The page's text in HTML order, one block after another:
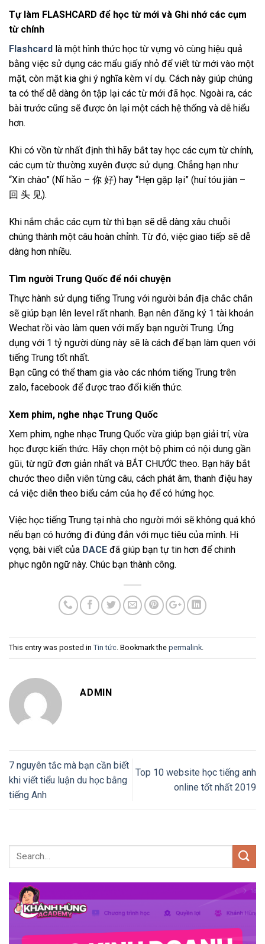
Tự làm FLASHCARD để học từ mới và Ghi nhớ các cụm
từ chính
Flashcard là một hình thức học từ vựng vô cùng hiệu quả
bằng việc sử dụng các mẩu giấy nhỏ để viết từ mới vào một
mặt, còn mặt kia ghi ý nghĩa kèm ví dụ. Cách này giúp chúng
ta có thể dễ dàng ôn tập lại các từ mới đã học. Ngoài ra, các
bài trước cũng sẽ được ôn lại một cách hệ thống và dễ hiểu
hơn.
Khi có vồn từ nhất định thì hãy bắt tay học các cụm từ chính,
các cụm từ thường xuyên được sử dụng. Chẳng hạn như
“Xin chào” (Nǐ hǎo – 你 好) hay “Hẹn gặp lại” (huí tóu jiàn –
回 头 见).
Khi nắm chắc các cụm từ thì bạn sẽ dễ dàng xâu chuỗi
chúng thành một câu hoàn chỉnh. Từ đó, việc giao tiếp sẽ dễ
dàng hơn nhiều.
Tìm người Trung Quốc để nói chuyện
Thực hành sử dụng tiếng Trung với người bản địa chắc chắn
sẽ giúp bạn lên level rất nhanh. Bạn nên đăng ký 1 tài khoản
Wechat rồi vào làm quen với mấy bạn người Trung. Ứng
dụng với 1 tỷ người dùng này sẽ là cách để bạn làm quen với
tiếng Trung tốt nhất.
Bạn cũng có thể tham gia vào các nhóm tiếng Trung trên
zalo, facebook để được trao đổi kiến thức.
Xem phim, nghe nhạc Trung Quốc
Xem phim, nghe nhạc Trung Quốc vừa giúp bạn giải trí, vừa
học được kiến thức. Hãy chọn một bộ phim có nội dung gần
gũi, từ ngữ đơn giản nhất và BẮT CHƯỚC theo. Bạn hãy bắt
chước theo diễn viên từng câu, cách phát âm, thanh điệu hay
cả việc diễn theo biểu cảm của họ để có hứng học.
Việc học tiếng Trung tại nhà cho người mới sẽ không quá khó
nếu bạn có hướng đi đúng đắn với mục tiêu của mình. Hi
vọng, bài viết của DACE đã giúp bạn tự tin hơn để chinh
phục ngôn ngữ này. Chúc bạn thành công.
This entry was posted in Tin tức . Bookmark the permalink
ADMIN
7 nguyên tắc mà bạn cần biết
khi viết tiểu luận du học bằng
tiếng Anh
Top 10 website học tiếng anh
online tốt nhất 2019